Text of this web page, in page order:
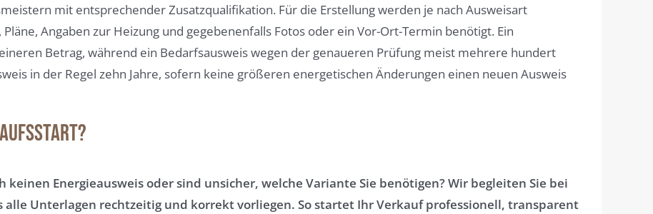
mit entsprechender Zusatzqualifikation. Für die Erstellung werden je nach Ausweisart
Angaben zur Heizung und gegebenenfalls Fotos oder ein Vor-Ort-Termin benötigt. Ein
Betrag, während ein Bedarfsausweis wegen der genaueren Prüfung meist mehrere hundert
in der Regel zehn Jahre, sofern keine größeren energetischen Änderungen einen neuen Ausweis
Energieausweis oder sind unsicher, welche Variante Sie benötigen? Wir begleiten Sie bei
alle Unterlagen rechtzeitig und korrekt vorliegen. So startet Ihr Verkauf professionell, transparent